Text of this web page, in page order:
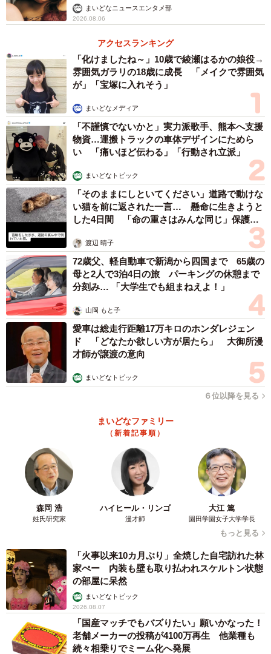
まいどなニュースエンタメ部
2026.08.06
アクセスランキング
「化けましたね～」10歳で綾瀬はるかの娘役→
雰囲気ガラリの18歳に成長 「メイクで雰囲気
が」「宝塚に入れそう」
まいどなメディア
「不謹慎でないかと」実力派歌手、熊本へ支援
物資…運搬トラックの車体デザインにためら
い 「痛いほど伝わる」「行動され立派」
まいどなトピック
「そのままにしといてください」道路で動けな
い猫を前に返された一言… 懸命に生きようと
した4日間 「命の重さはみんな同じ」保護団
渡辺 晴子
72歳父、軽自動車で新潟から四国まで 65歳の
母と2人で3泊4日の旅 パーキングの休憩まで
分刻み… 「大学生でも組まねえよ！」
山岡 もと子
愛車は総走行距離17万キロのホンダレジェン
ド 「どなたか欲しい方が居たら」 大御所漫
才師が譲渡の意向
まいどなトピック
６位以降を見る
まいどなファミリー
（新着記事順）
森岡 浩
姓氏研究家
ハイヒール・リンゴ
漫才師
大江 篤
園田学園女子大学学長
もっと見る
「火事以来10カ月ぶり」全焼した自宅訪れた林
家ぺー 内装も壁も取り払われスケルトン状態
の部屋に呆然
まいどなトピック
2026.08.07
「国産マッチでもバズりたい」願いかなった！
老舗メーカーの投稿が4100万再生 他業種も
続々相乗りでミーム化へ発展